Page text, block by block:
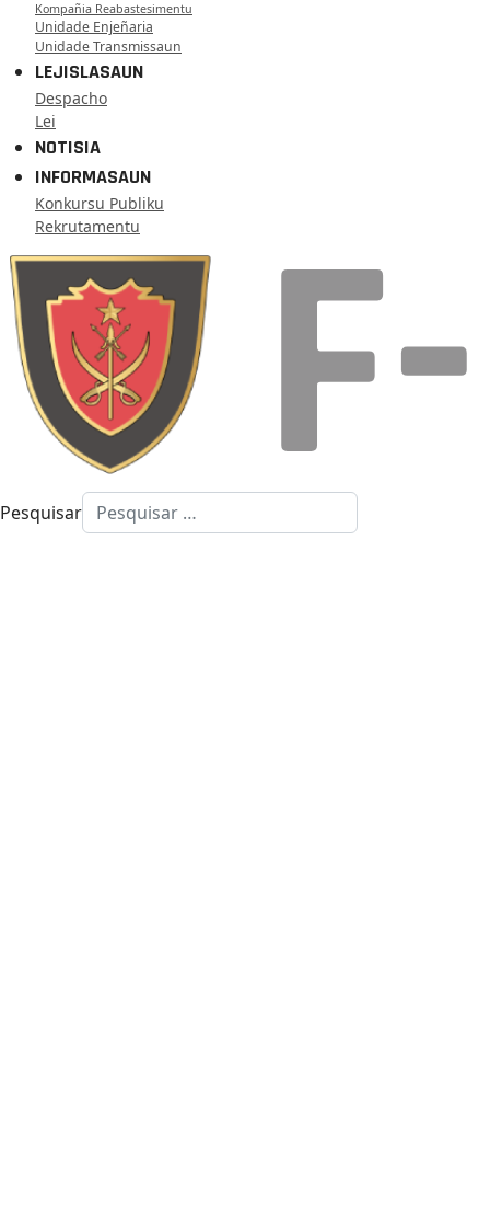
Kompañia Reabastesimentu
Unidade Enjeñaria
Unidade Transmissaun
LEJISLASAUN
Despacho
Lei
NOTISIA
INFORMASAUN
Konkursu Publiku
Rekrutamentu
Pesquisar